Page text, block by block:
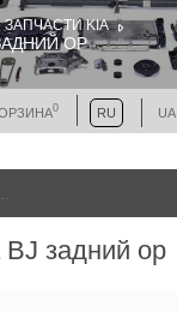
ЗАПЧАСТИ KIA
ОР
0 RU UA
BJ задний ор